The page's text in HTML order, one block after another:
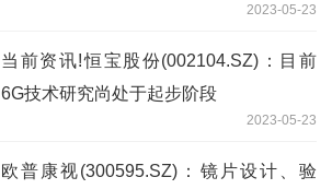
2023-05-23
当前资讯!恒宝股份(002104.SZ)：目前
6G技术研究尚处于起步阶段
2023-05-23
欧普康视(300595.SZ)：镜片设计、验